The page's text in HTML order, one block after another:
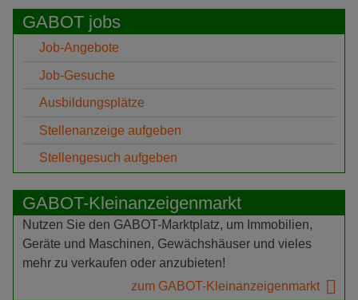
GABOT jobs
Job-Angebote
Job-Gesuche
Ausbildungsplätze
Stellenanzeige aufgeben
Stellengesuch aufgeben
GABOT-Kleinanzeigenmarkt
Nutzen Sie den GABOT-Marktplatz, um Immobilien,
Geräte und Maschinen, Gewächshäuser und vieles
mehr zu verkaufen oder anzubieten!
zum GABOT-Kleinanzeigenmarkt